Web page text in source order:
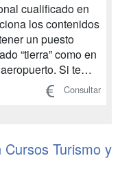
cualificado en
los contenidos
un puesto
“tierra” como en
Si te
no será difícil
lo que
Consultar
Turismo y